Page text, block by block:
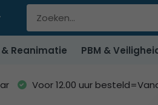
& Reanimatie PBM &
Voor 12.00 uur